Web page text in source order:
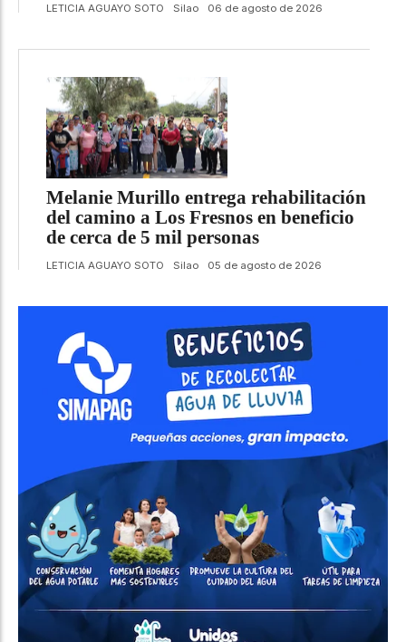
LETICIA AGUAYO SOTO Silao 06 de agosto de 2026
Melanie Murillo entrega rehabilitación
del camino a Los Fresnos en beneficio
de cerca de 5 mil personas
LETICIA AGUAYO SOTO Silao 05 de agosto de 2026